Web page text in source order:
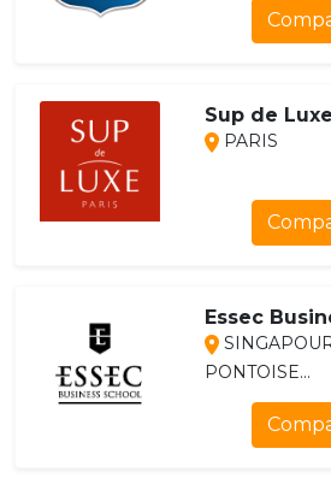
Sup de Luxe
PARIS
Essec
PONTOISE...